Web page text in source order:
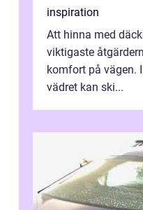
inspiration
Att hinna med
viktigaste
komfort på vägen.
vädret kan ski...